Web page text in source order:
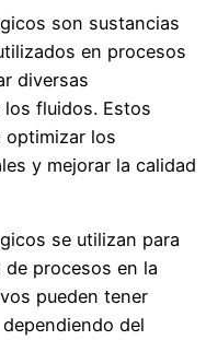
son sustancias
en procesos
diversas
fluidos. Estos
optimizar los
y mejorar la calidad
se utilizan para
procesos en la
pueden tener
del